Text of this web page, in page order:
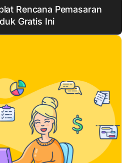
Rencana Pemasaran
Gratis Ini